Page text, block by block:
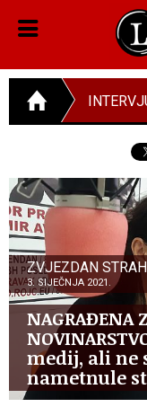
ZVJEZDAN
3. SIJEČNJA 2021.
NAGRAĐENA
medij, ali ne
nametnule